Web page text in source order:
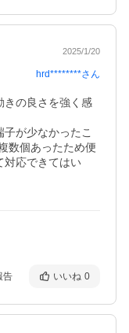
2025/1/20
hrd********さん
きの良さを強く感
が少なかったこ
数個あったため便
対応できてはい
告 いいね 0